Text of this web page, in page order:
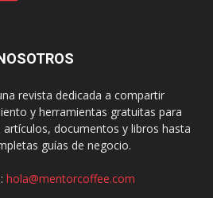
revista dedicada a compartir
y herramientas gratuitas para
documentos y libros hasta
guías de negocio.
hola@mentorcoffee.com